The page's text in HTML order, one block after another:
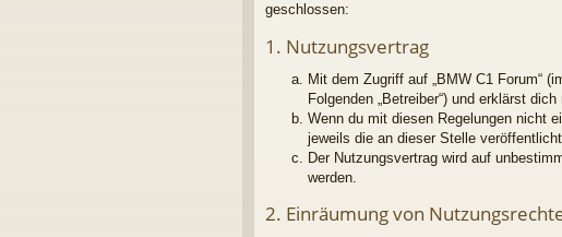
geschlossen:
1. Nutzungsvertrag
Mit dem Zugriff auf „BMW C1 Forum“
Folgenden „Betreiber“) und erklärst
Wenn du mit diesen Regelungen nicht
jeweils die an dieser Stelle
Der Nutzungsvertrag wird auf
werden.
2. Einräumung von